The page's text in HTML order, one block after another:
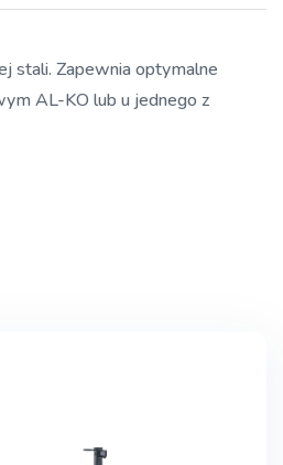
stali. Zapewnia optymalne
AL-KO lub u jednego z